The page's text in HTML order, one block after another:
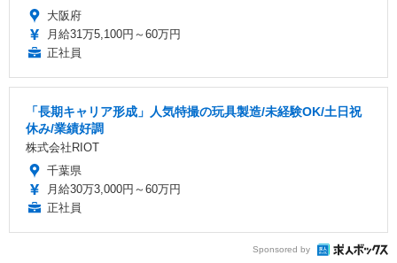
大阪府
月給31万5,100円～60万円
正社員
「長期キャリア形成」人気特撮の玩具製造/未経験OK/土日祝
休み/業績好調
株式会社RIOT
千葉県
月給30万3,000円～60万円
正社員
Sponsored by